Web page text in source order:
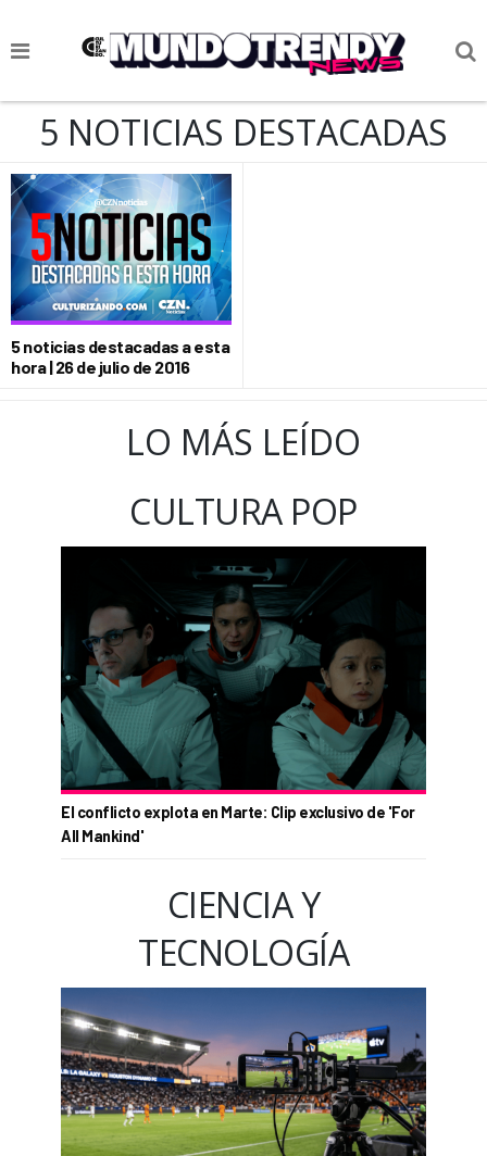
NOTICIAS
CIENCIA Y TECNOLOGÍA
VIDA
SOCIEDAD
CULTURIZANDO.COM
5 NOTICIAS DESTACADAS
5 noticias destacadas a esta
hora | 26 de julio de 2016
LO MÁS LEÍDO
CULTURA POP
El conflicto explota en Marte: Clip exclusivo de 'For
All Mankind'
CIENCIA Y
TECNOLOGÍA